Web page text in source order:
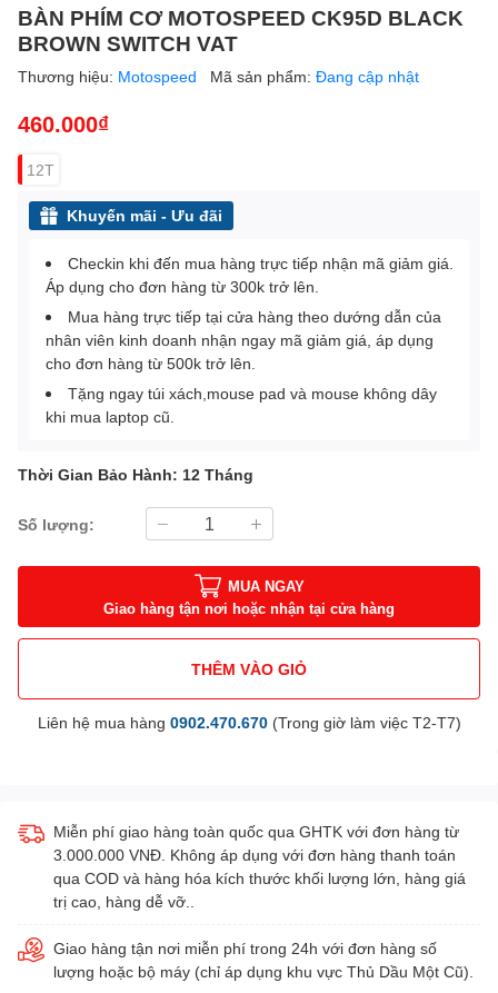
BÀN PHÍM CƠ MOTOSPEED CK95D BLACK
BROWN SWITCH VAT
Thương hiệu: Motospeed Mã sản phẩm: Đang cập nhật
460.000₫
12T
Khuyến mãi - Ưu đãi
Checkin khi đến mua hàng trực tiếp nhận mã giảm giá.
Áp dụng cho đơn hàng từ 300k trở lên.
Mua hàng trực tiếp tại cửa hàng theo dướng dẫn của
nhân viên kinh doanh nhận ngay mã giảm giá, áp dụng
cho đơn hàng từ 500k trở lên.
Tặng ngay túi xách,mouse pad và mouse không dây
khi mua laptop cũ.
Thời Gian Bảo Hành: 12 Tháng
Số lượng:
MUA NGAY
Giao hàng tận nơi hoặc nhận tại cửa hàng
THÊM VÀO GIỎ
Liên hệ mua hàng 0902.470.670(Trong giờ làm việc T2-T7)
Miễn phí giao hàng toàn quốc qua GHTK với đơn hàng từ
3.000.000 VNĐ. Không áp dụng với đơn hàng thanh toán
qua COD và hàng hóa kích thước khối lượng lớn, hàng giá
trị cao, hàng dễ vỡ..
Giao hàng tận nơi miễn phí trong 24h với đơn hàng số
lượng hoặc bộ máy (chỉ áp dụng khu vực Thủ Dầu Một Cũ).